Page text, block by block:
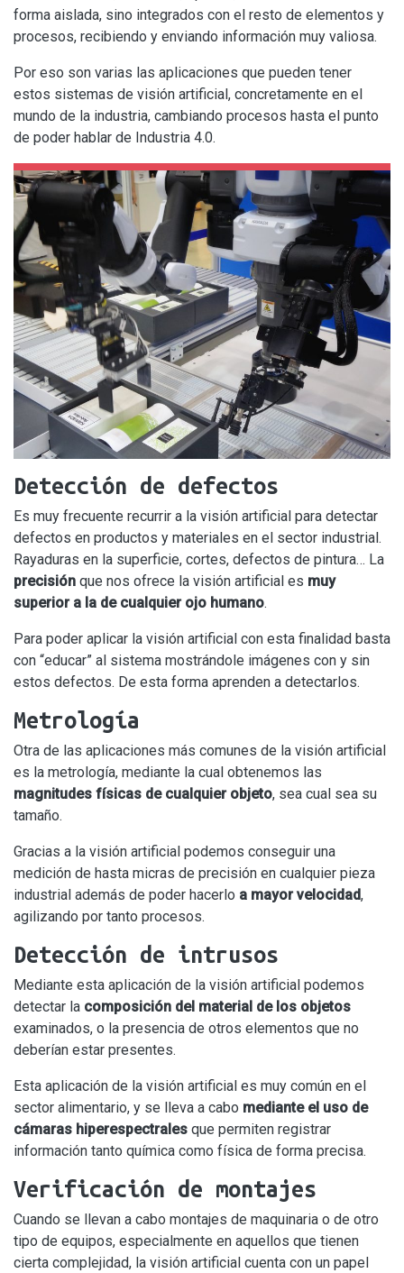
forma aislada, sino integrados con el resto de elementos y
procesos, recibiendo y enviando información muy valiosa.
Por eso son varias las aplicaciones que pueden tener
estos sistemas de visión artificial, concretamente en el
mundo de la industria, cambiando procesos hasta el punto
de poder hablar de Industria 4.0.
Detección de defectos
Es muy frecuente recurrir a la visión artificial para detectar
defectos en productos y materiales en el sector industrial.
Rayaduras en la superficie, cortes, defectos de pintura… La
precisión que nos ofrece la visión artificial es muy
superior a la de cualquier ojo humano.
Para poder aplicar la visión artificial con esta finalidad basta
con “educar” al sistema mostrándole imágenes con y sin
estos defectos. De esta forma aprenden a detectarlos.
Metrología
Otra de las aplicaciones más comunes de la visión artificial
es la metrología, mediante la cual obtenemos las
magnitudes físicas de cualquier objeto, sea cual sea su
tamaño.
Gracias a la visión artificial podemos conseguir una
medición de hasta micras de precisión en cualquier pieza
industrial además de poder hacerlo a mayor velocidad,
agilizando por tanto procesos.
Detección de intrusos
Mediante esta aplicación de la visión artificial podemos
detectar la composición del material de los objetos
examinados, o la presencia de otros elementos que no
deberían estar presentes.
Esta aplicación de la visión artificial es muy común en el
sector alimentario, y se lleva a cabo mediante el uso de
cámaras hiperespectrales que permiten registrar
información tanto química como física de forma precisa.
Verificación de montajes
Cuando se llevan a cabo montajes de maquinaria o de otro
tipo de equipos, especialmente en aquellos que tienen
cierta complejidad, la visión artificial cuenta con un papel